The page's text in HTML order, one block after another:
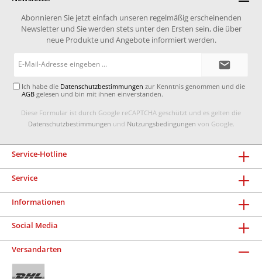
Abonnieren Sie jetzt einfach unseren regelmäßig erscheinenden
Newsletter und Sie werden stets unter den Ersten sein, die über
neue Produkte und Angebote informiert werden.
Ich habe die Datenschutzbestimmungen zur Kenntnis genommen und die
AGB gelesen und bin mit ihnen einverstanden.
Diese Formular ist durch Google reCAPTCHA geschützt und es gelten die
Datenschutzbestimmungen und Nutzungsbedingungen von Google.
Service-Hotline
Service
Informationen
Social Media
Versandarten